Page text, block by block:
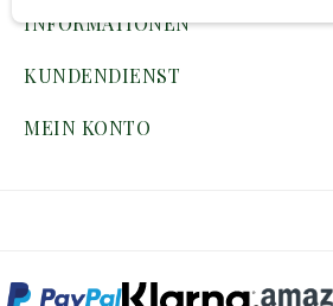
INFORMATIONEN
KUNDENDIENST
MEIN KONTO